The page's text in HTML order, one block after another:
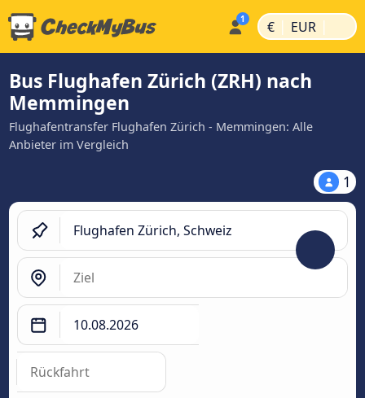
€ | EUR |
Bus Flughafen Zürich (ZRH) nach
Memmingen
Flughafentransfer Flughafen Zürich - Memmingen: Alle
Anbieter im Vergleich
1